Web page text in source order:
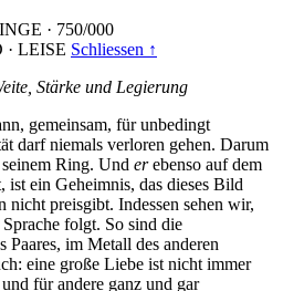
· 750/000
· LEISE Schliessen ↑
Stärke und Legierung
gemeinsam, für unbedingt
darf niemals verloren gehen. Darum
Ring. Und erebenso auf dem
ein Geheimnis, das dieses Bild
nicht preisgibt. Indessen sehen wir,
folgt. So sind die
Paares, im Metall des anderen
eine große Liebe ist nicht immer
für andere ganz und gar